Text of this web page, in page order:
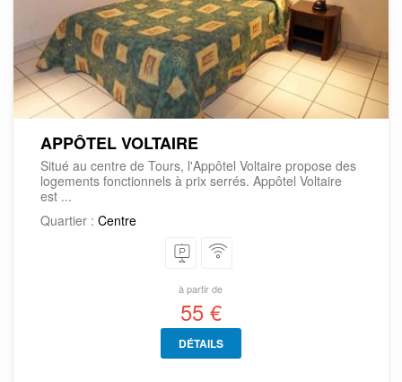
APPÔTEL VOLTAIRE
Situé au centre de Tours, l'Appôtel Voltaire propose des
logements fonctionnels à prix serrés. Appôtel Voltaire
est ...
Quartier : Centre
à partir de
55 €
DÉTAILS